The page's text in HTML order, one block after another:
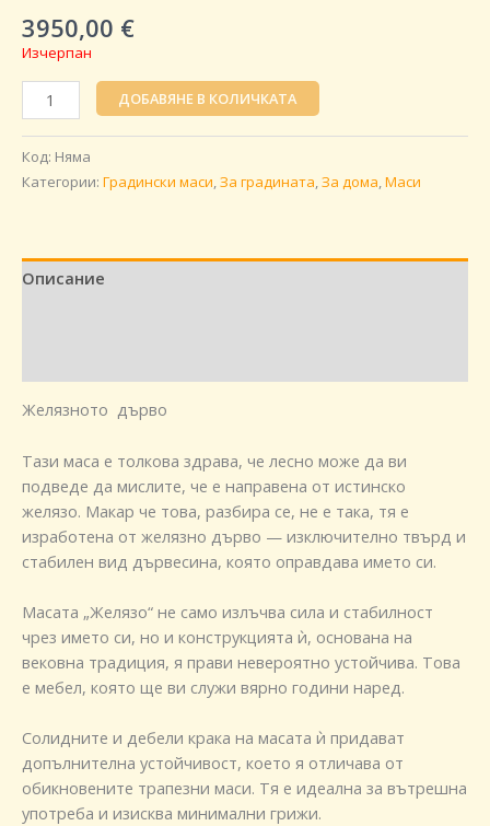
3950,00 €
Изчерпан
ДОБАВЯНЕ В КОЛИЧКАТА
Код: Няма
Категории: Градински маси,За градината,За дома,Маси
Описание
Желязното дърво
Тази маса е толкова здрава, че лесно може да ви
подведе да мислите, че е направена от истинско
желязо. Макар че това, разбира се, не е така, тя е
изработена от желязно дърво — изключително твърд и
стабилен вид дървесина, която оправдава името си.
Масата „Желязо“ не само излъчва сила и стабилност
чрез името си, но и конструкцията ѝ, основана на
вековна традиция, я прави невероятно устойчива. Това
е мебел, която ще ви служи вярно години наред.
Солидните и дебели крака на масата ѝ придават
допълнителна устойчивост, което я отличава от
обикновените трапезни маси. Тя е идеална за вътрешна
употреба и изисква минимални грижи.